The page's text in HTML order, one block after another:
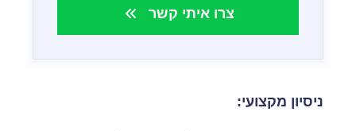
צרו איתי קשר
ניסיון מקצועי: